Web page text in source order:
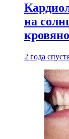
на
2 года